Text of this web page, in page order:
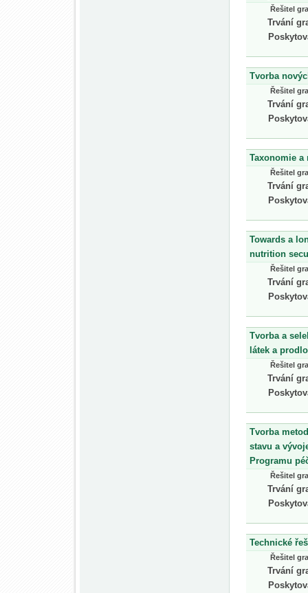
Řešitel
Trvání
Tvorba
Řešitel
Trvání
Taxonomie a
Řešitel
Trvání
Towards a
nutrition
Řešitel
Trvání
Tvorba a
látek a
Řešitel
Trvání
Tvorba
stavu a
Programu
Řešitel
Trvání
Technické
Řešitel
Trvání